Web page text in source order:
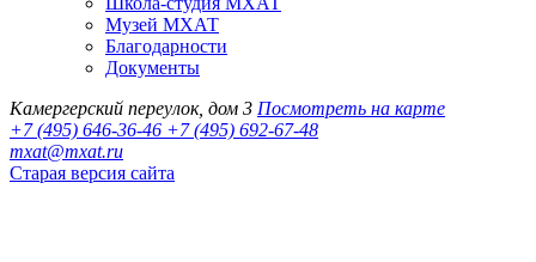
Музей МХАТ
Благодарности
Документы
Камергерский переулок, дом 3 Посмотреть на карте
+7 (495) 646-36-46 +7 (495) 692-67-48‬
mxat@mxat.ru
Старая версия сайта